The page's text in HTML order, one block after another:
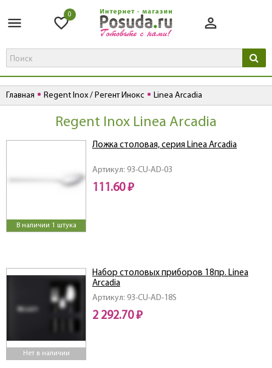
0
Главная Regent Inox / Регент Инокс Linea Arcadia
Regent Inox Linea Arcadia
В наличии 1 штука
Артикул: 93-CU-AD-03
Ложка столовая, серия Linea Arcadia
111.60 ₽
Нет в наличии
Артикул: 93-CU-AD-18S
Набор столовых приборов 18пр. Linea
Arcadia
2 292.70 ₽